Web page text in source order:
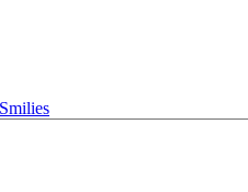
Smilies